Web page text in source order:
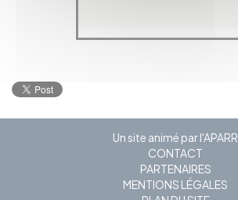
Un site animé par l'APARR
CONTACT
PARTENAIRES
MENTIONS LÉGALES